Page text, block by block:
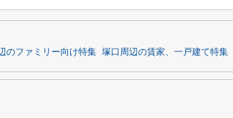
のファミリー向け特集 塚口周辺の賃家、一戸建て特集